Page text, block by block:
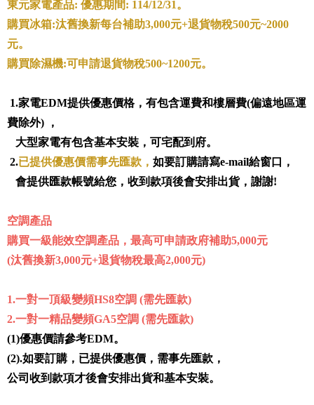
東元家電產品: 優惠期間: 114/12/31。
購買冰箱:汰舊換新每台補助3,000元+退貨物稅500元~2000
元。
購買除濕機:可申請退貨物稅500~1200元。
1.家電EDM提供優惠價格，有包含運費和樓層費(偏遠地區運
費除外) ，
大型家電有包含基本安裝，可宅配到府。
2.已提供優惠價需事先匯款 ， 如要訂購請寫e-mail給窗口，
會提供匯款帳號給您，收到款項後會安排出貨，謝謝!
空調產品
購買一級能效空調產品，最高可申請政府補助5,000元
(汰舊換新3,000元+退貨物稅最高2,000元)
1.一對一頂級變頻HS8空調 (需先匯款)
2.一對一精品變頻GA5空調 (需先匯款)
(1)優惠價請參考EDM。
(2).如要訂購，已提供優惠價，需事先匯款，
公司收到款項才後會安排出貨和基本安裝。